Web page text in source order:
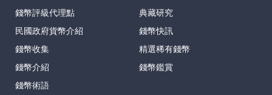
錢幣評級代理點
民國政府貨幣介紹
錢幣收集
錢幣介紹
錢幣術語
典藏研究
錢幣快訊
精選稀有錢幣
錢幣鑑賞